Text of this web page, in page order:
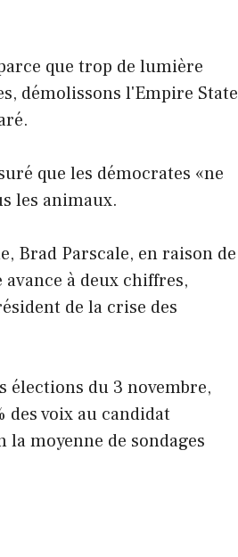
que trop de lumière
démolissons l'Empire State
que les démocrates «ne
les animaux.
Brad Parscale, en raison de
à deux chiffres,
de la crise des
élections du 3 novembre,
voix au candidat
moyenne de sondages